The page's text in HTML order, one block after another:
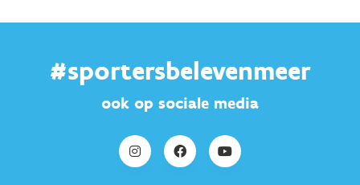
#sportersbelevenmeer
ook op sociale media